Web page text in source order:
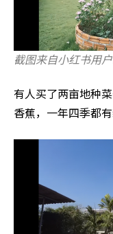
截图来自小红书用
有人买了两亩地种
香蕉，一年四季都